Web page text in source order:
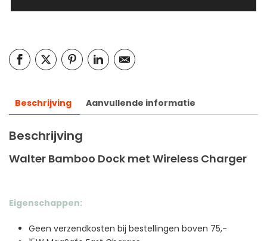
Beschrijving Aanvullende informatie
Beschrijving
Walter Bamboo Dock met Wireless Charger
Eigenschappen:
Geen verzendkosten bij bestellingen boven 75,-